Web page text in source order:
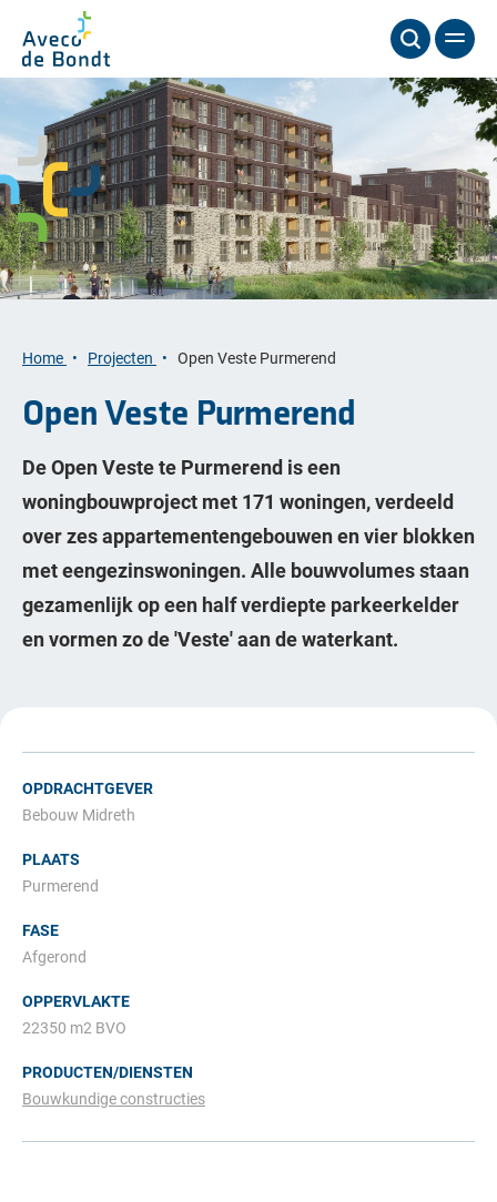
Home Projecten Open Veste Purmerend
Open Veste Purmerend
De Open Veste te Purmerend is een
woningbouwproject met 171 woningen, verdeeld
over zes appartementengebouwen en vier blokken
met eengezinswoningen. Alle bouwvolumes staan
gezamenlijk op een half verdiepte parkeerkelder
en vormen zo de 'Veste' aan de waterkant.
OPDRACHTGEVER
Bebouw Midreth
PLAATS
Purmerend
FASE
Afgerond
OPPERVLAKTE
22350 m2 BVO
PRODUCTEN/DIENSTEN
Bouwkundige constructies